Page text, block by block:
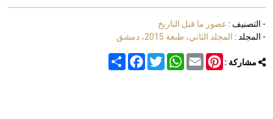
- التصنيف : عصور ما قبل التاريخ
- المجلد : المجلد الثاني، طبعة 2015، دمشق
مشاركة : Share
FacebookTwitter
WhatsAppEmail
Pinterest